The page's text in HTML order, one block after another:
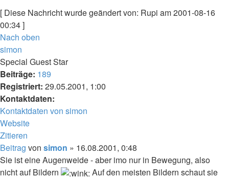
[ Diese Nachricht wurde geändert von: Rupi am 2001-08-16
00:34 ]
Nach oben
simon
Special Guest Star
Beiträge: 189
Registriert: 29.05.2001, 1:00
Kontaktdaten:
Kontaktdaten von simon
Website
Zitieren
Beitrag von simon » 16.08.2001, 0:48
Sie ist eine Augenweide - aber imo nur in Bewegung, also
nicht auf Bildern
Auf den meisten Bildern schaut sie